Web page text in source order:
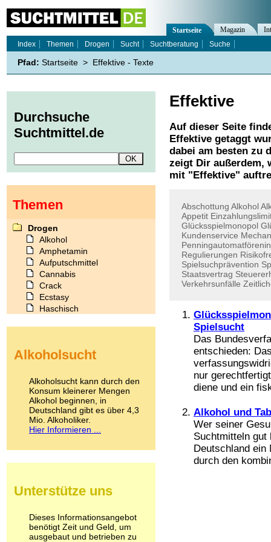
Effektive
Auf dieser Seite
Effektive getaggt
dabei am besten zu
zeigt Dir außerdem,
mit " Effektive"
Abschottung Alkohol
Appetit
Glücksspielmonopol
Kundenservice
Regulierungen
Spielsuchprävention
Staatsvertrag
Verkehrsunfälle
Spielsucht
Das
entschieden:
nur
diene und ein
Alkohol und
Wer seiner
Suchtmitteln gut
Deutschland ein
durch den
Startseite Magazin
Index
Themen Drogen Sucht Suchtberatung Suche
Pfad: Startseite > Effektive - Texte
Durchsuche
Suchtmittel.de
Themen
Drogen
Alkohol
Amphetamin
Aufputschmittel
Cannabis
Crack
Ecstasy
Haschisch
Kokain
LSD
Marihuana
Medikamente
Meskalin
Metamphetamin
Methadon
Pilze
Psychopharmaka
Schlafmittel
Schmerzmittel
Alkoholsucht
Alkoholsucht kann durch den
Konsum kleinerer Mengen
Alkohol beginnen, in
Deutschland gibt es über 4,3
Mio. Alkoholiker.
Hier Informieren ...
Unterstütze uns
Dieses Informationsangebot
benötigt Zeit und Geld, um
ausgebaut und betrieben zu